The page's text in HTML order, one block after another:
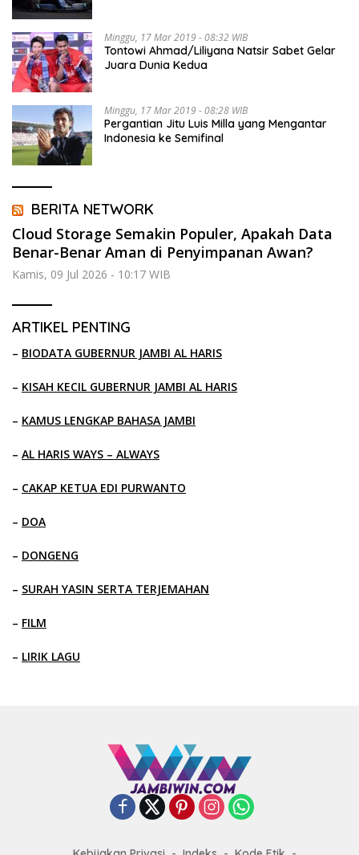
Minggu, 17 Mar 2019 - 08:32 WIB
Tontowi Ahmad/Liliyana Natsir Sabet Gelar
Juara Dunia Kedua
Minggu, 17 Mar 2019 - 08:28 WIB
Pergantian Jitu Luis Milla yang Mengantar
Indonesia ke Semifinal
BERITA NETWORK
Cloud Storage Semakin Populer, Apakah Data
Benar-Benar Aman di Penyimpanan Awan?
Kamis, 09 Jul 2026 - 10:17 WIB
ARTIKEL PENTING
– BIODATA GUBERNUR JAMBI AL HARIS
– KISAH KECIL GUBERNUR JAMBI AL HARIS
– KAMUS LENGKAP BAHASA JAMBI
– AL HARIS WAYS – ALWAYS
– CAKAP KETUA EDI PURWANTO
– DOA
– DONGENG
– SURAH YASIN SERTA TERJEMAHAN
– FILM
– LIRIK LAGU